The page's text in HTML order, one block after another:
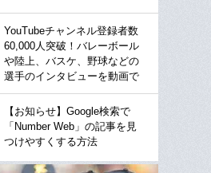
YouTubeチャンネル登録者数
60,000人突破！バレーボール
や陸上、バスケ、野球などの
選手のインタビューを動画で
【お知らせ】Google検索で
「Number Web」の記事を見
つけやすくする方法